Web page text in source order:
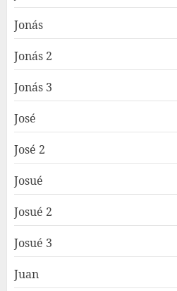
Jonás
Jonás 2
Jonás 3
José
José 2
Josué
Josué 2
Josué 3
Juan